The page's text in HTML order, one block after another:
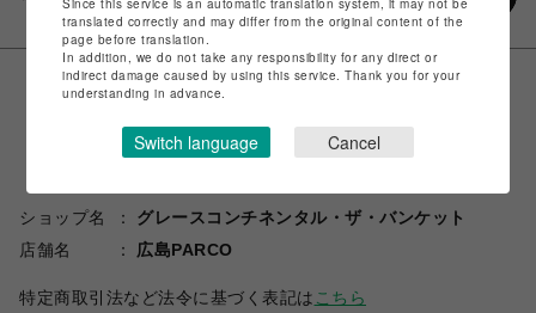
ショップ名
グレースコンチネンタル・ザ・バンケット
店舗名
広島PARCO
特定商取引法など法令に基づく表記は こちら
Since this service is an automatic translation system, it may not be
translated correctly and may differ from the original content of the
page before translation.
In addition, we do not take any responsibility for any direct or
indirect damage caused by using this service. Thank you for your
understanding in advance.
Switch language Cancel